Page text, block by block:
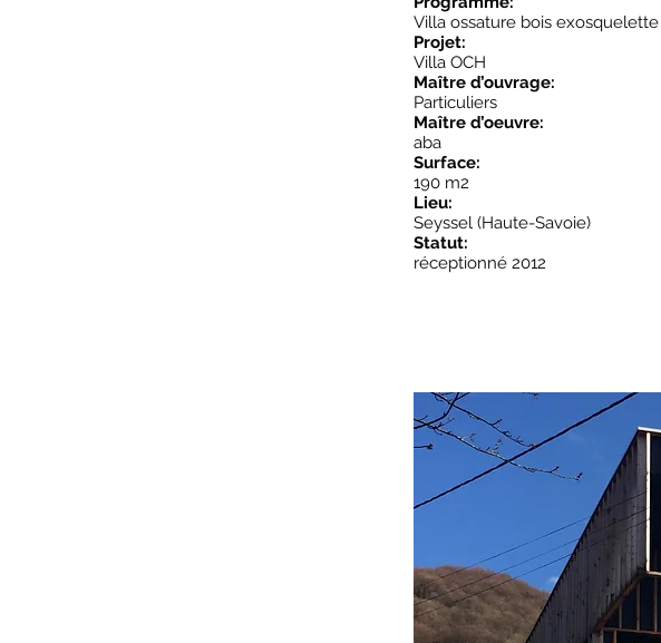
Villa ossature bois exosquelette
Projet:
Villa OCH
Maître d’ouvrage:
Particuliers
Maître d’oeuvre:
aba
Surface:
190 m2
Lieu:
Seyssel (Haute-Savoie)
Statut:
réceptionné 2012